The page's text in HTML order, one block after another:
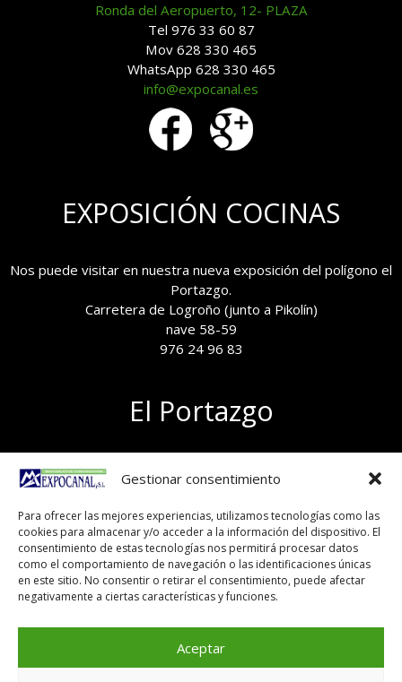
Gestionar consentimiento
Para ofrecer las mejores experiencias, utilizamos tecnologías como las
cookies para almacenar y/o acceder a la información del dispositivo. El
consentimiento de estas tecnologías nos permitirá procesar datos
como el comportamiento de navegación o las identificaciones únicas
en este sitio. No consentir o retirar el consentimiento, puede afectar
negativamente a ciertas características y funciones.
Aceptar
Ronda del Aeropuerto, 12- PLAZA
Tel 976 33 60 87
Mov 628 330 465
WhatsApp 628 330 465
info@expocanal.es
EXPOSICIÓN COCINAS
Nos puede visitar en nuestra nueva exposición del polígono el
Portazgo.
Carretera de Logroño (junto a Pikolín)
nave 58-59
976 24 96 83
El Portazgo
Polígono el Portazgo, nave 59
50011 Zaragoza
Tel 976 24 96 83
exposicion@expocanal.es
Aviso Legal
Política de cookies